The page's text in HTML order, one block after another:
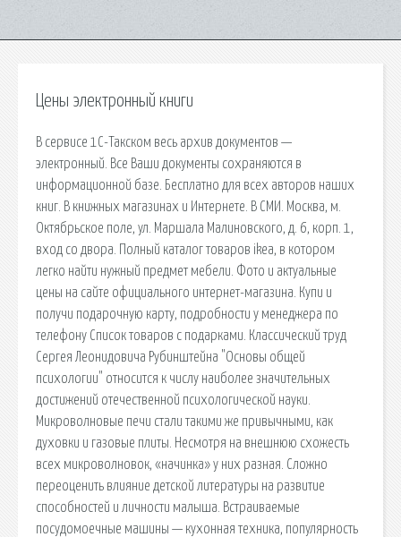
Цены электронный книги
В сервисе 1С-Такском весь архив документов —
электронный. Все Ваши документы сохраняются в
информационной базе. Бесплатно для всех авторов наших
книг. В книжных магазинах и Интернете. В СМИ. Москва, м.
Октябрьское поле, ул. Маршала Малиновского, д. 6, корп. 1,
вход со двора. Полный каталог товаров ikea, в котором
легко найти нужный предмет мебели. Фото и актуальные
цены на сайте официального интернет-магазина. Купи и
получи подарочную карту, подробности у менеджера по
телефону Список товаров с подарками. Классический труд
Сергея Леонидовича Рубинштейна "Основы общей
психологии" относится к числу наиболее значительных
достижений отечественной психологической науки.
Микроволновые печи стали такими же привычными, как
духовки и газовые плиты. Несмотря на внешнюю схожесть
всех микроволновок, «начинка» у них разная. Сложно
переоценить влияние детской литературы на развитие
способностей и личности малыша. Встраиваемые
посудомоечные машины — кухонная техника, популярность